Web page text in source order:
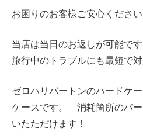
お困りのお客様ご安心ください
当店は当日のお返しが可能で
旅行中のトラブルにも最短で対
ゼロハリバートンのハードケ
ケースです。 消耗箇所のパ
いたただけます！